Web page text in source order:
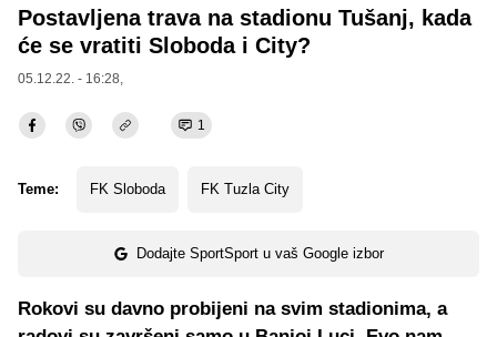
Postavljena trava na stadionu Tušanj, kada
će se vratiti Sloboda i City?
05.12.22. - 16:28,
1
Teme: FK Sloboda FK Tuzla City
Dodajte SportSport u vaš Google izbor
Rokovi su davno probijeni na svim stadionima, a